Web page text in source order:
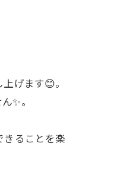
げます😊。
✨。
ることを楽